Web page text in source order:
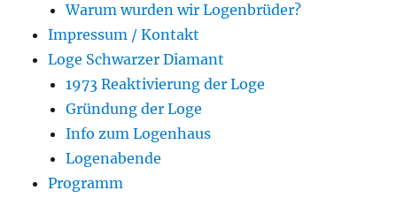
Warum wurden wir Logenbrüder?
Impressum / Kontakt
Loge Schwarzer Diamant
1973 Reaktivierung der Loge
Gründung der Loge
Info zum Logenhaus
Logenabende
Programm